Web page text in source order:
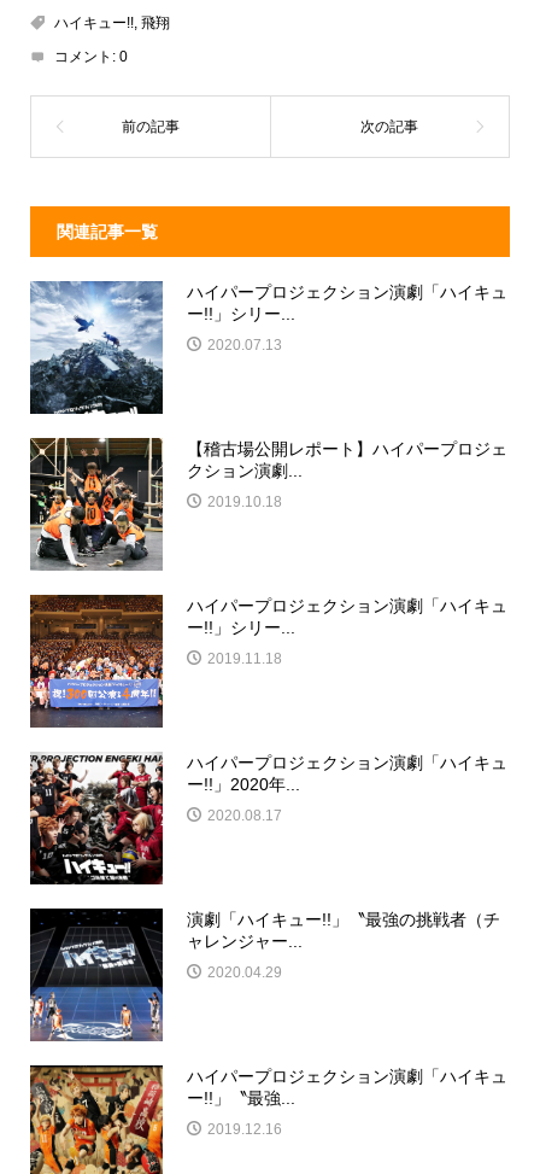
a
d
s
n
o
ハイキュー!!, 飛翔
コメント: 0
関連記事一覧
ハイパープロジェクション演劇「ハイキュ
ー!!」シリー...
2020.07.13
【稽古場公開レポート】ハイパープロジェ
クション演劇...
2019.10.18
ハイパープロジェクション演劇「ハイキュ
ー!!」シリー...
2019.11.18
ハイパープロジェクション演劇「ハイキュ
ー!!」2020年...
2020.08.17
演劇「ハイキュー!!」〝最強の挑戦者（チ
ャレンジャー...
2020.04.29
ハイパープロジェクション演劇「ハイキュ
ー!!」〝最強...
2019.12.16